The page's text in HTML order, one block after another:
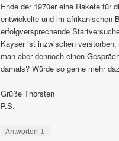
Ende der 1970er eine Rakete für
entwickelte und im afrikanischen
erfolgversprechende
Kayser ist inzwischen
man aber dennoch einen
damals? Würde so gerne mehr
Grüße Thorsten
P.S.
Antworten ↓